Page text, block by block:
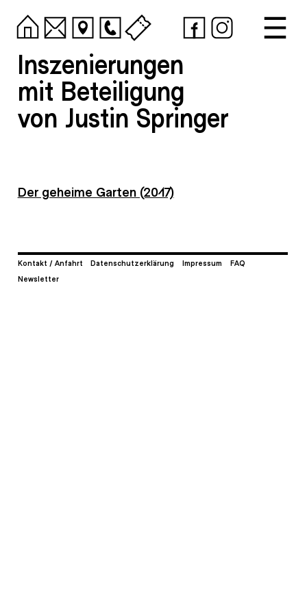
Inszenierungen
mit Beteiligung
von Justin Springer
Der geheime Garten (2017)
Kontakt / Anfahrt Datenschutzerklärung Impressum
FAQ
Newsletter